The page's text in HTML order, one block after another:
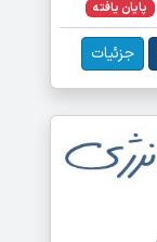
پایان یافته
جزئیات